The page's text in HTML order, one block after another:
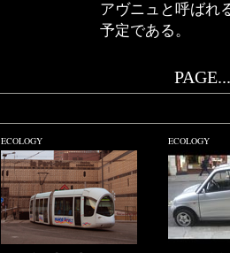
アヴニュと呼ばれ
予定である。
PAGE...
ECOLOGY ECOLOGY